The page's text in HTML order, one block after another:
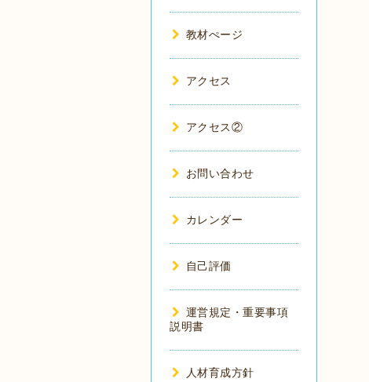
教材ぺージ
アクセス
アクセス②
お問い合わせ
カレンダー
自己評価
運営規定・重要事項
説明書
人材育成方針